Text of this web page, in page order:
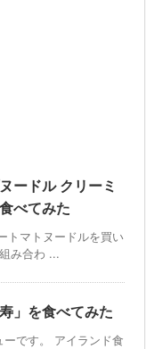
ードル クリーミ
べてみた
トマトヌードルを買い
み合わ ...
」を食べてみた
です。 アイランド食